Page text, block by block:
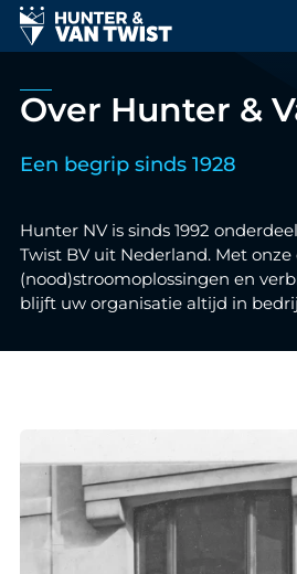
Over Hunter &
Een begrip sinds 1928
Hunter NV is sinds 1992
Twist BV uit Nederland. Met
(nood)stroomoplossingen en
blijft uw organisatie altijd in